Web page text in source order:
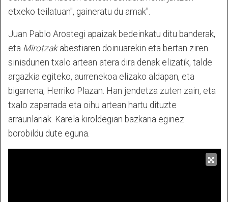
etxeko teilatuan", gaineratu du amak".
Juan Pablo Arostegi apaizak bedeinkatu ditu banderak,
eta Mirotzakabestiaren doinuarekin eta bertan ziren
sinisdunen txalo artean atera dira denak elizatik, talde
argazkia egiteko, aurrenekoa elizako aldapan, eta
bigarrena, Herriko Plazan. Han jendetza zuten zain, eta
txalo zaparrada eta oihu artean hartu dituzte
arraunlariak. Karela kiroldegian bazkaria eginez
borobildu dute eguna.